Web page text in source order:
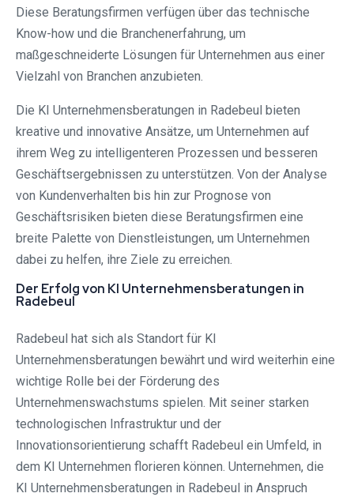
Diese Beratungsfirmen verfügen über das technische
Know-how und die Branchenerfahrung, um
maßgeschneiderte Lösungen für Unternehmen aus einer
Vielzahl von Branchen anzubieten.
Die KI Unternehmensberatungen in Radebeul bieten
kreative und innovative Ansätze, um Unternehmen auf
ihrem Weg zu intelligenteren Prozessen und besseren
Geschäftsergebnissen zu unterstützen. Von der Analyse
von Kundenverhalten bis hin zur Prognose von
Geschäftsrisiken bieten diese Beratungsfirmen eine
breite Palette von Dienstleistungen, um Unternehmen
dabei zu helfen, ihre Ziele zu erreichen.
Der Erfolg von KI Unternehmensberatungen in
Radebeul
Radebeul hat sich als Standort für KI
Unternehmensberatungen bewährt und wird weiterhin eine
wichtige Rolle bei der Förderung des
Unternehmenswachstums spielen. Mit seiner starken
technologischen Infrastruktur und der
Innovationsorientierung schafft Radebeul ein Umfeld, in
dem KI Unternehmen florieren können. Unternehmen, die
KI Unternehmensberatungen in Radebeul in Anspruch